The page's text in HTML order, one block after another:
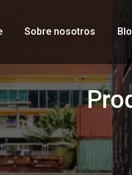
Sobre nosotros